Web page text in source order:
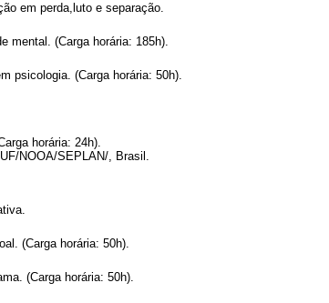
em perda,luto e separação.
mental. (Carga horária: 185h).
psicologia. (Carga horária: 50h).
horária: 24h).
NOOA/SEPLAN/, Brasil.
(Carga horária: 50h).
(Carga horária: 50h).